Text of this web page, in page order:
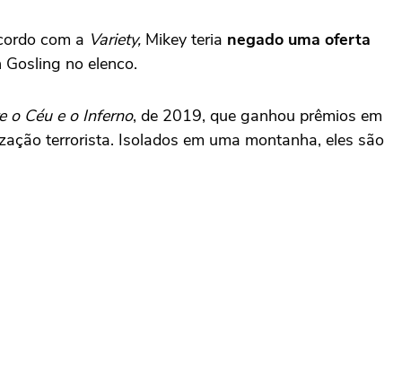
com a Variety, Mikey teria negado uma oferta
Gosling no elenco.
o Céu e o Inferno, de 2019, que ganhou prêmios em
terrorista. Isolados em uma montanha, eles são